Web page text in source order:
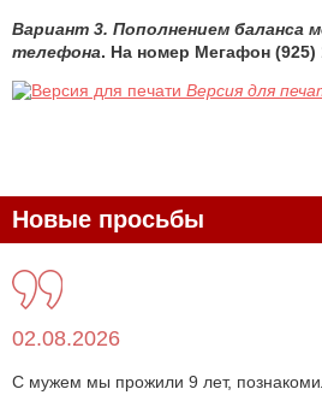
Вариант 3. Пополнением баланса
телефона. На номер Мегафон (925)
Версия для
Новые просьбы
02.08.2026
С мужем мы прожили 9 лет,